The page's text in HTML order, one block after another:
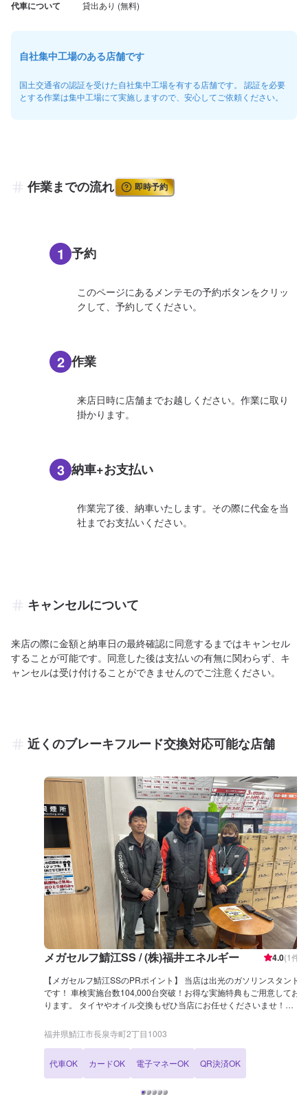
代車について
自社集中工場のある店舗です
国土交通省の認証を受けた自社集中工場を有する店舗です。 認証を必要
とする作業は集中工場にて実施しますので、安心してご依頼ください。
作業までの流れ 即時予約
1 予約
このページにあるメンテモの予約ボタンをクリッ
クして、予約してください。
2 作業
来店日時に店舗までお越しください。作業に取り
掛かります。
3 納車+お支払い
作業完了後、納車いたします。その際に代金を当
社までお支払いください。
キャンセルについて
来店の際に金額と納車日の最終確認に同意するまではキャンセル
することが可能です。同意した後は支払いの有無に関わらず、キ
ャンセルは受け付けることができませんのでご注意ください。
近くのブレーキフルード交換対応可能な店舗
メガセルフ鯖江SS / (株)福井エネルギー 4.0(1件)
【メガセルフ鯖江SSのPRポイント】 当店は出光のガソリンスタンド
です！ 車検実施台数104,000台突破！お得な実施特典もご用意してお
ります。 タイヤやオイル交換もぜひ当店にお任せくださいませ！
【サービスルームについて】 ✅トイレ ✅自販機 ✅喫煙室 ✅椅子 がご
ざいます。 【設備・整備士】 当店は分解整備認証を取得しておりま
籍しておりますので、こちらもご安心くださいませ。 【アクセス】
当店は国道8号線と、県道18号線が交わる箇所にございます。 長泉寺
交差点のすぐそばでございます。
福井県鯖江市長泉寺町2丁目1003
代車OK カードOK 電子マネーOK QR決済OK